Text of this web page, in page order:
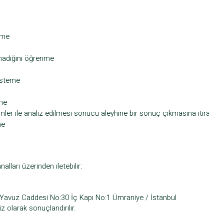
öğrenme
ile analiz edilmesi sonucu aleyhine bir sonuç çıkmasına
üzerinden iletebilir:
Caddesi No:30 İç Kapı No:1 Ümraniye / İstanbul
sonuçlandırılır.